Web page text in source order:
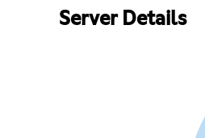
Server Details